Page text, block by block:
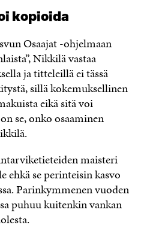
kopioida
Osaajat -ohjelmaan
Nikkilä vastaa
ja titteleillä ei tässä
sillä kokemuksellinen
eikä sitä voi
se, onko osaaminen
maisteri
ehkä se perinteisin kasvo
Parinkymmenen vuoden
puhuu kuitenkin vankan